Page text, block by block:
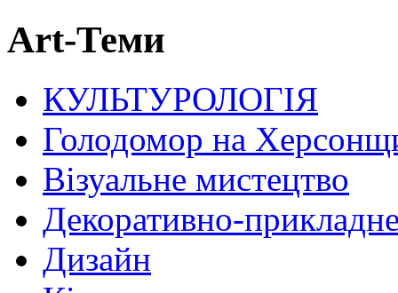
Art-Теми
КУЛЬТУРОЛОГІЯ
Голодомор на
Візуальне мистецтво
Декоративно-
Дизайн